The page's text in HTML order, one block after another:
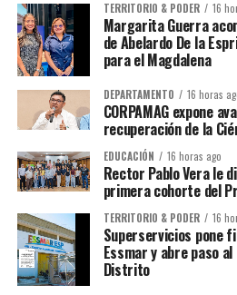
TERRITORIO & PODER 16
Margarita Guerra
de Abelardo De la
para el Magdalena
DEPARTAMENTO 16 horas
CORPAMAG expone
recuperación de la
EDUCACIÓN 16 horas ago
Rector Pablo Vera le
primera cohorte del
TERRITORIO & PODER 16
Superservicios pone
Essmar y abre paso
Distrito